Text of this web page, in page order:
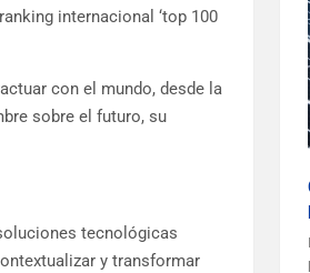
internacional ‘top 100
con el mundo, desde la
sobre el futuro, su
tecnológicas
y transformar